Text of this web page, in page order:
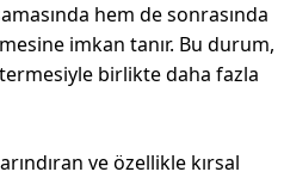
hem de sonrasında
imkan tanır. Bu durum,
birlikte daha fazla
ve özellikle kırsal